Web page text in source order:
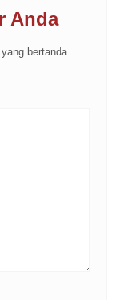
Anda
bertanda